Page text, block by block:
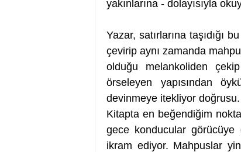
yakınlarına - dolayısıyla
Yazar, satırlarına taşıdığı
çevirip aynı zamanda
olduğu melankoliden
örseleyen yapısından
devinmeye itekliyor doğrusu.
Kitapta en beğendiğim
gece konducular görücüye
ikram ediyor. Mahpuslar